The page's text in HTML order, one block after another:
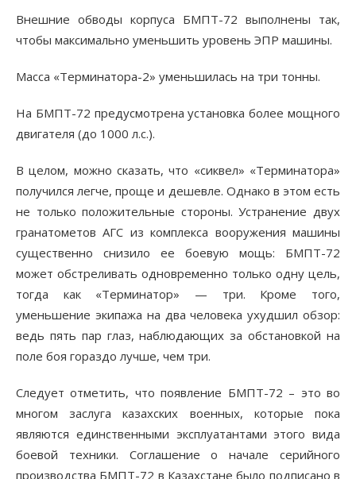
Внешние обводы корпуса БМПТ-72 выполнены так,
чтобы максимально уменьшить уровень ЭПР машины.
Масса «Терминатора-2» уменьшилась на три тонны.
На БМПТ-72 предусмотрена установка более мощного
двигателя (до 1000 л.с.).
В целом, можно сказать, что «сиквел» «Терминатора»
получился легче, проще и дешевле. Однако в этом есть
не только положительные стороны. Устранение двух
гранатометов АГС из комплекса вооружения машины
существенно снизило ее боевую мощь: БМПТ-72
может обстреливать одновременно только одну цель,
тогда как «Терминатор» — три. Кроме того,
уменьшение экипажа на два человека ухудшил обзор:
ведь пять пар глаз, наблюдающих за обстановкой на
поле боя гораздо лучше, чем три.
Следует отметить, что появление БМПТ-72 – это во
многом заслуга казахских военных, которые пока
являются единственными эксплуатантами этого вида
боевой техники. Соглашение о начале серийного
производства БМПТ-72 в Казахстане было подписано в